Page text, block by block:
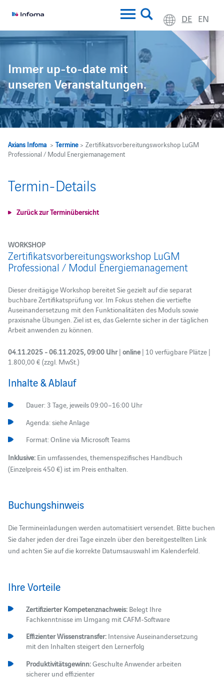
DE EN
Immer up-to-date mit
unseren Veranstaltungen.
Axians Infoma> Termine> Zertifikatsvorbereitungsworkshop LuGM
Professional / Modul Energiemanagement
Termin-Details
Zurück zur Terminübersicht
WORKSHOP
Zertifikatsvorbereitungsworkshop LuGM
Professional / Modul Energiemanagement
Dieser dreitägige Workshop bereitet Sie gezielt auf die separat
buchbare Zertifikatsprüfung vor. Im Fokus stehen die vertiefte
Auseinandersetzung mit den Funktionalitäten des Moduls sowie
praxisnahe Übungen. Ziel ist es, das Gelernte sicher in der täglichen
Arbeit anwenden zu können.
04.11.2025 - 06.11.2025, 09:00 Uhr| online | 10 verfügbare Plätze |
1.800,00 € (zzgl. MwSt.)
Inhalte & Ablauf
Dauer: 3 Tage, jeweils 09:00–16:00 Uhr
Agenda: siehe Anlage
Format: Online via Microsoft Teams
Inklusive:Ein umfassendes, themenspezifisches Handbuch
(Einzelpreis 450 €) ist im Preis enthalten.
Buchungshinweis
Die Termineinladungen werden automatisiert versendet. Bitte buchen
Sie daher jeden der drei Tage einzeln über den bereitgestellten Link
und achten Sie auf die korrekte Datumsauswahl im Kalenderfeld.
Ihre Vorteile
Zertifizierter Kompetenznachweis: Belegt Ihre
Fachkenntnisse im Umgang mit CAFM-Software
Effizienter Wissenstransfer: Intensive Auseinandersetzung
mit den Inhalten steigert den Lernerfolg
Produktivitätsgewinn:Geschulte Anwender arbeiten
sicherer und effizienter